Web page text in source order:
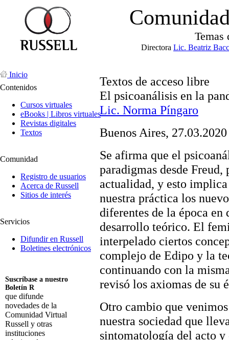
Temas
Directora Lic. Beatriz
Inicio
Contenidos
Cursos virtuales
eBooks | Libros virtuales
Revistas digitales
Textos
Comunidad
Registro de usuarios
Acerca de Russell
Sitios de interés
Servicios
Difundir en Russell
Boletines electrónicos
Suscríbase a nuestro
Boletín R
que difunde
novedades de la
Comunidad Virtual
Russell y otras
instituciones
Textos de acceso libre
El psicoanálisis en la
Lic. Norma Píngaro
Buenos Aires, 27.03.2020
Se afirma que el
paradigmas desde Freud,
actualidad, y esto
nuestra práctica los
diferentes de la época en
desarrollo teórico. El
interpelado ciertos
complejo de Edipo y la
continuando con la
revisó los axiomas de su
Otro cambio que
nuestra sociedad que
sintomatología del acto y